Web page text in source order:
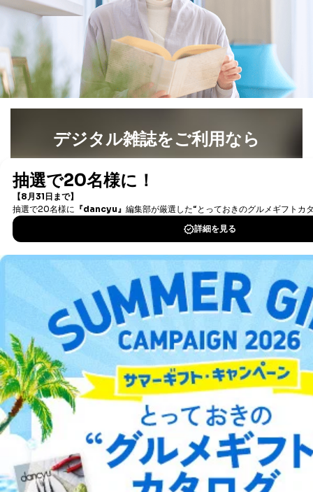
デジタル雑誌をご利用なら
書籍）が無料で読み放題！
DOWNLOAD FOR IOS
DOWNLOAD FOR ANDROID
ご利用方法はこちら
総合案内
アフィリエイト 採用情報
プレスリリース お問い合わせ
利用規約プライバシーポリシー 特定商取引法に基づく表示
出版社の皆様へ
投資家の皆様へサイトマップ